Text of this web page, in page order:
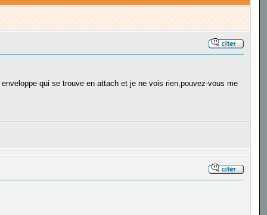
qui se trouve en attach et je ne vois rien,pouvez-vous me